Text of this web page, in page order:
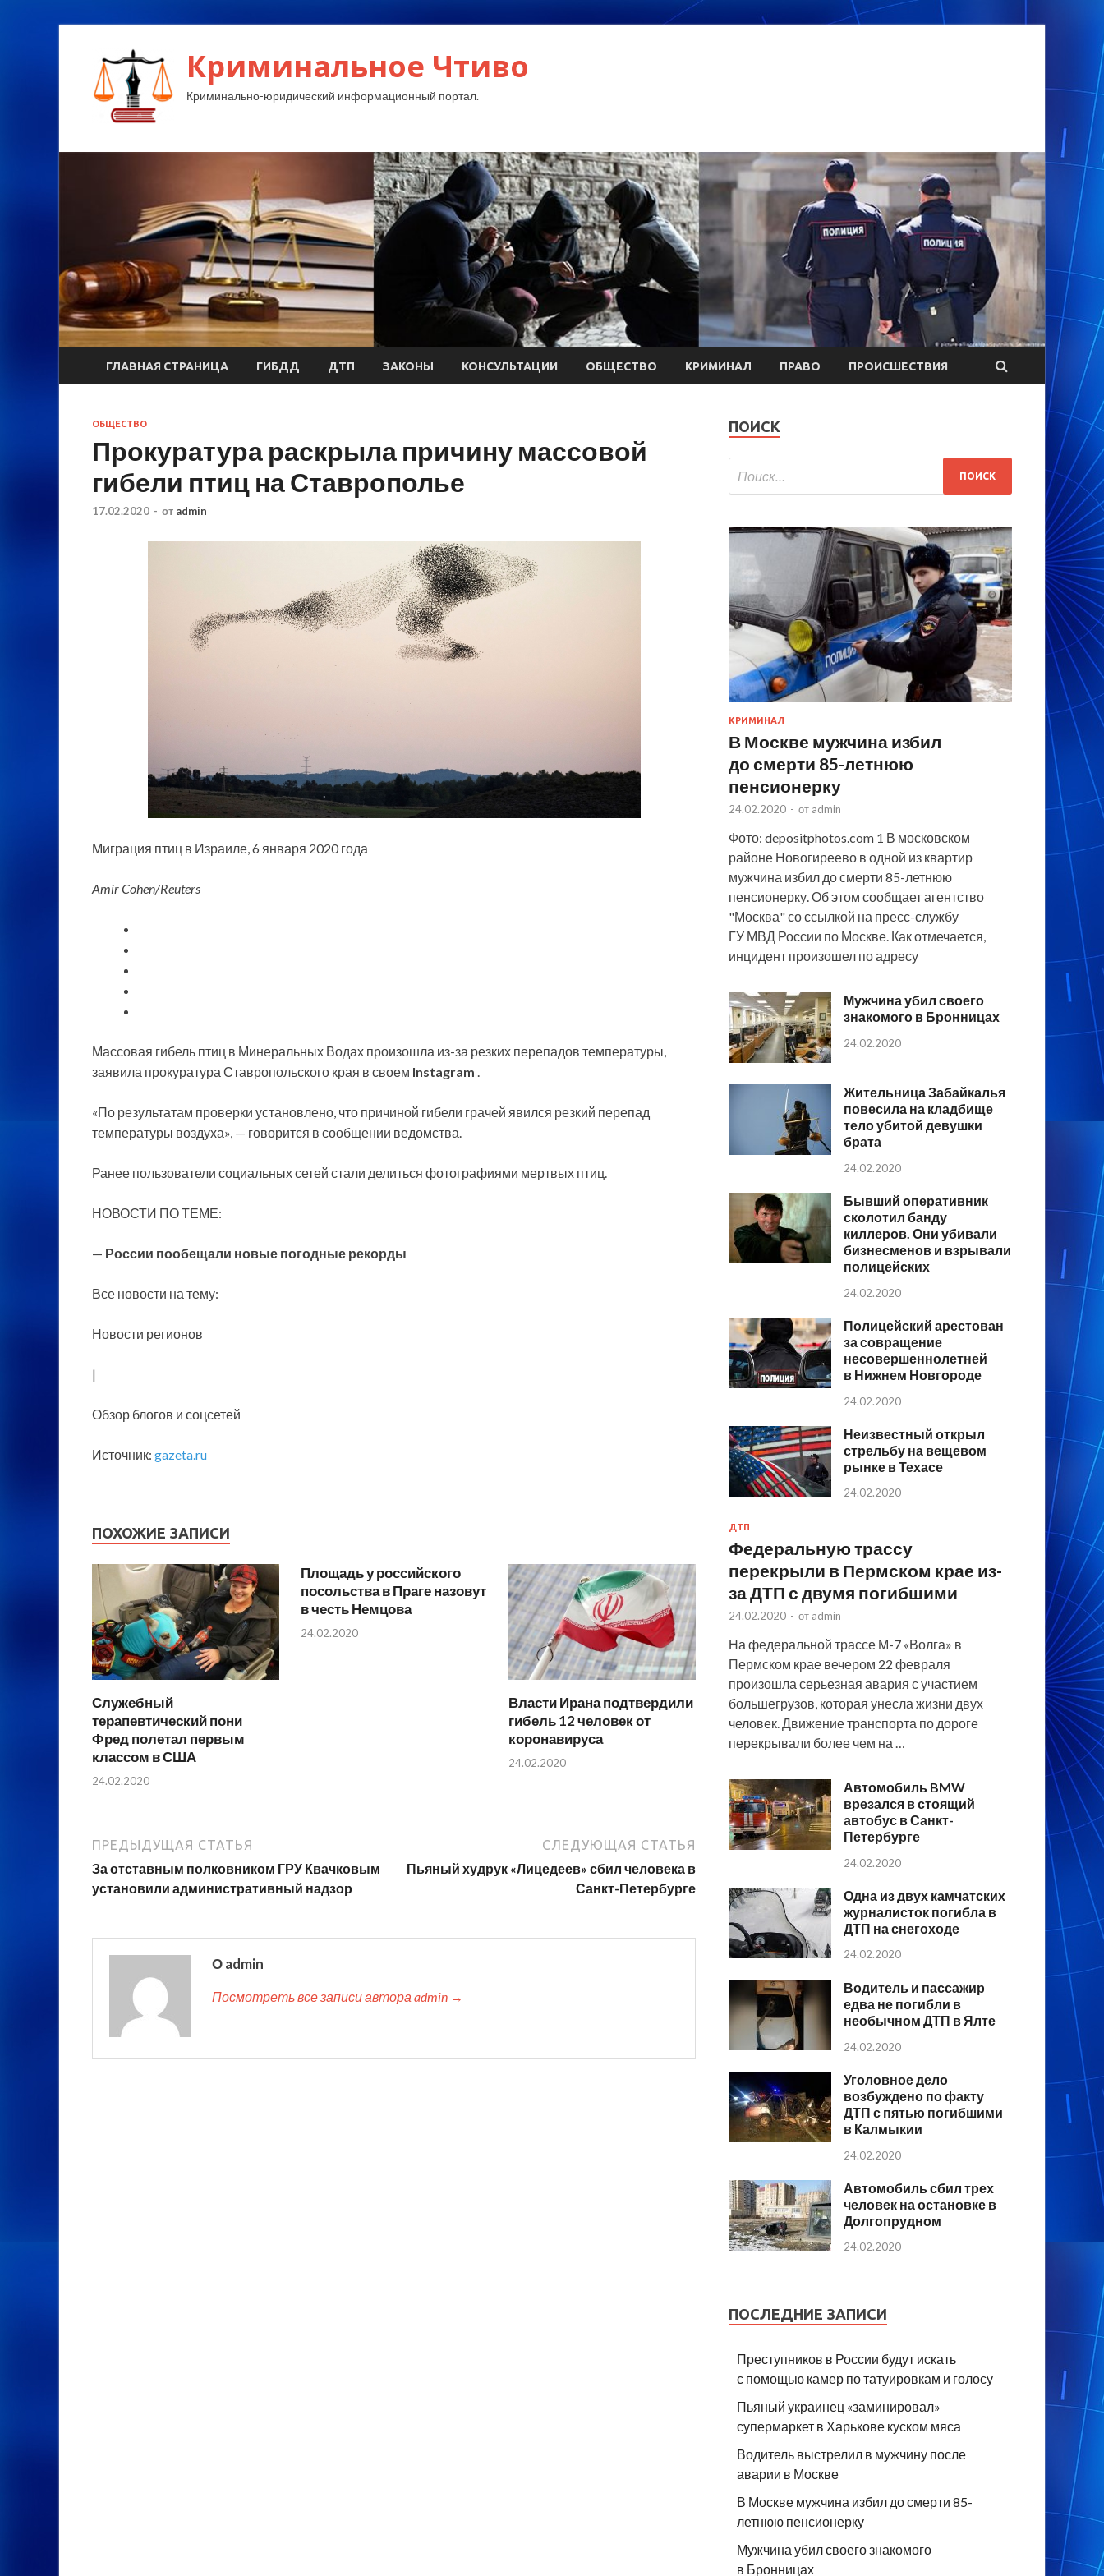
Криминальное Чтиво
Криминально-юридический информационный портал.
ГЛАВНАЯ СТРАНИЦА ГИБДД ДТП ЗАКОНЫ КОНСУЛЬТАЦИИ ОБЩЕСТВО КРИМИНАЛ ПРАВО ПРОИСШЕСТВИЯ
ОБЩЕСТВО
Прокуратура раскрыла причину массовой
гибели птиц на Ставрополье
17.02.2020 - от admin
Миграция птиц в Израиле, 6 января 2020 года
Amir Cohen/Reuters
Массовая гибель птиц в Минеральных Водах произошла из-за резких перепадов температуры,
заявила прокуратура Ставропольского края в своем Instagram .
«По результатам проверки установлено, что причиной гибели грачей явился резкий перепад
температуры воздуха», — говорится в сообщении ведомства.
Ранее пользователи социальных сетей стали делиться фотографиями мертвых птиц.
НОВОСТИ ПО ТЕМЕ:
— России пообещали новые погодные рекорды
Все новости на тему:
Новости регионов
|
Обзор блогов и соцсетей
Источник: gazeta.ru
ПОХОЖИЕ ЗАПИСИ
Служебный
терапевтический пони
Фред полетал первым
классом в США
24.02.2020
Площадь у российского
посольства в Праге назовут
в честь Немцова
24.02.2020
Власти Ирана подтвердили
гибель 12 человек от
коронавируса
24.02.2020
ПРЕДЫДУЩАЯ СТАТЬЯ
За отставным полковником ГРУ Квачковым
установили административный надзор
СЛЕДУЮЩАЯ СТАТЬЯ
Пьяный худрук «Лицедеев» сбил человека в
Санкт-Петербурге
О admin
Посмотреть все записи автора admin →
ПОИСК
КРИМИНАЛ
В Москве мужчина избил
до смерти 85-летнюю
пенсионерку
24.02.2020 - от admin
Фото: depositphotos.com 1 В московском
районе Новогиреево в одной из квартир
мужчина избил до смерти 85-летнюю
пенсионерку. Об этом сообщает агентство
"Москва" со ссылкой на пресс-службу
ГУ МВД России по Москве. Как отмечается,
инцидент произошел по адресу
Мужчина убил своего
знакомого в Бронницах
24.02.2020
Жительница Забайкалья
повесила на кладбище
тело убитой девушки
брата
24.02.2020
Бывший оперативник
сколотил банду
киллеров. Они убивали
бизнесменов и взрывали
полицейских
24.02.2020
Полицейский арестован
за совращение
несовершеннолетней
в Нижнем Новгороде
24.02.2020
Неизвестный открыл
стрельбу на вещевом
рынке в Техасе
24.02.2020
ДТП
Федеральную трассу
перекрыли в Пермском крае из-
за ДТП с двумя погибшими
24.02.2020 - от admin
На федеральной трассе М-7 «Волга» в
Пермском крае вечером 22 февраля
произошла серьезная авария с участием
большегрузов, которая унесла жизни двух
человек. Движение транспорта по дороге
перекрывали более чем на …
Автомобиль BMW
врезался в стоящий
автобус в Санкт-
Петербурге
24.02.2020
Одна из двух камчатских
журналисток погибла в
ДТП на снегоходе
24.02.2020
Водитель и пассажир
едва не погибли в
необычном ДТП в Ялте
24.02.2020
Уголовное дело
возбуждено по факту
ДТП с пятью погибшими
в Калмыкии
24.02.2020
Автомобиль сбил трех
человек на остановке в
Долгопрудном
24.02.2020
ПОСЛЕДНИЕ ЗАПИСИ
Преступников в России будут искать
с помощью камер по татуировкам и голосу
Пьяный украинец «заминировал»
супермаркет в Харькове куском мяса
Водитель выстрелил в мужчину после
аварии в Москве
В Москве мужчина избил до смерти 85-
летнюю пенсионерку
Мужчина убил своего знакомого
в Бронницах